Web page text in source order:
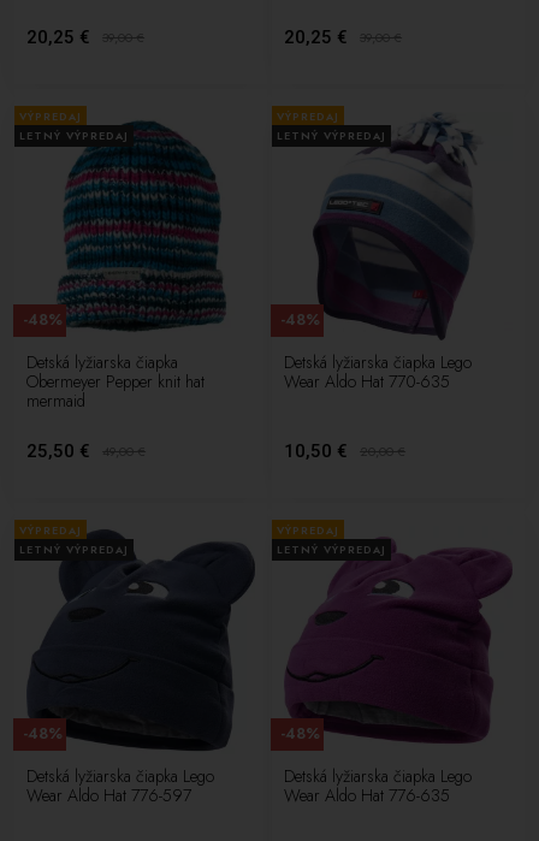
20,25 € 39,00€ 20,25 € 39,00€
VÝPREDAJ
LETNÝ VÝPREDAJ
Detská lyžiarska čiapka
Obermeyer Pepper knit hat
mermaid
25,50 € 49,00€
-48%
VÝPREDAJ
LETNÝ VÝPREDAJ
Detská lyžiarska čiapka Lego
Wear Aldo Hat 770-635
10,50 € 20,00€
-48%
VÝPREDAJ
LETNÝ VÝPREDAJ
Detská lyžiarska čiapka Lego
Wear Aldo Hat 776-597
-48%
VÝPREDAJ
LETNÝ VÝPREDAJ
Detská lyžiarska čiapka Lego
Wear Aldo Hat 776-635
-48%